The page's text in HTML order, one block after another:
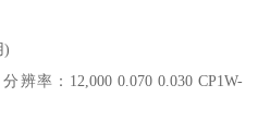
)
辨率：12,000 0.070 0.030 CP1W-